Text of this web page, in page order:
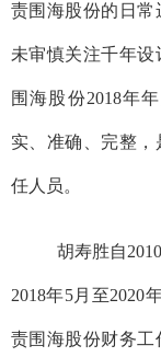
责围海股份的日常
未审慎关注千年
围海股份2018年
实、准确、完整，
任人员。
胡寿胜自2
2018年5月至2020
责围海股份财务工